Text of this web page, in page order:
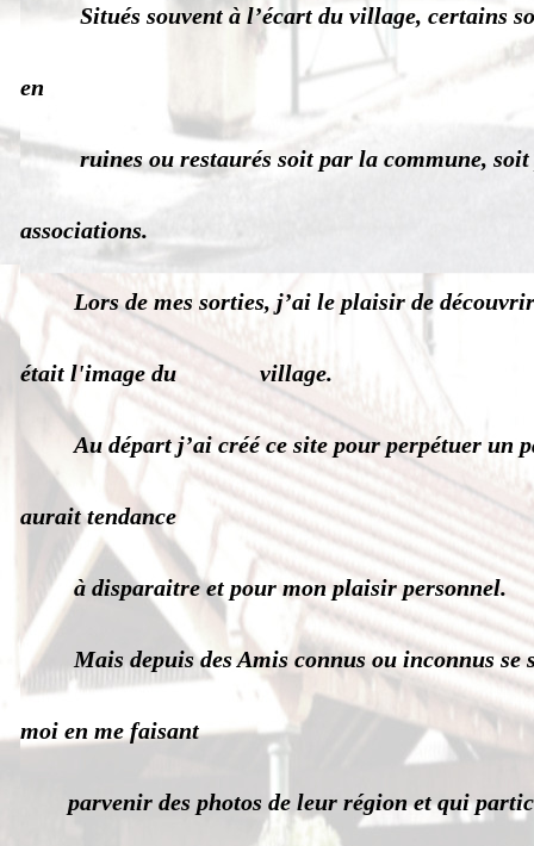
Situés souvent à l’écart du village, certains
en
ruines ou restaurés soit par la commune, soit
associations.
Lors de mes sorties, j’ai le plaisir de
était l'image du village.
Au départ j’ai créé ce site pour perpétuer un
aurait tendance
à disparaitre et pour mon plaisir personnel.
Mais depuis des Amis connus ou inconnus se
moi en me faisant
parvenir des photos de leur région et qui